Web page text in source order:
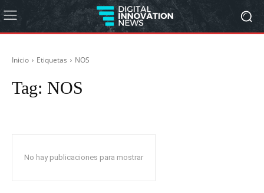
Inicio Etiquetas NOS
Tag: NOS
No hay publicaciones para mostrar